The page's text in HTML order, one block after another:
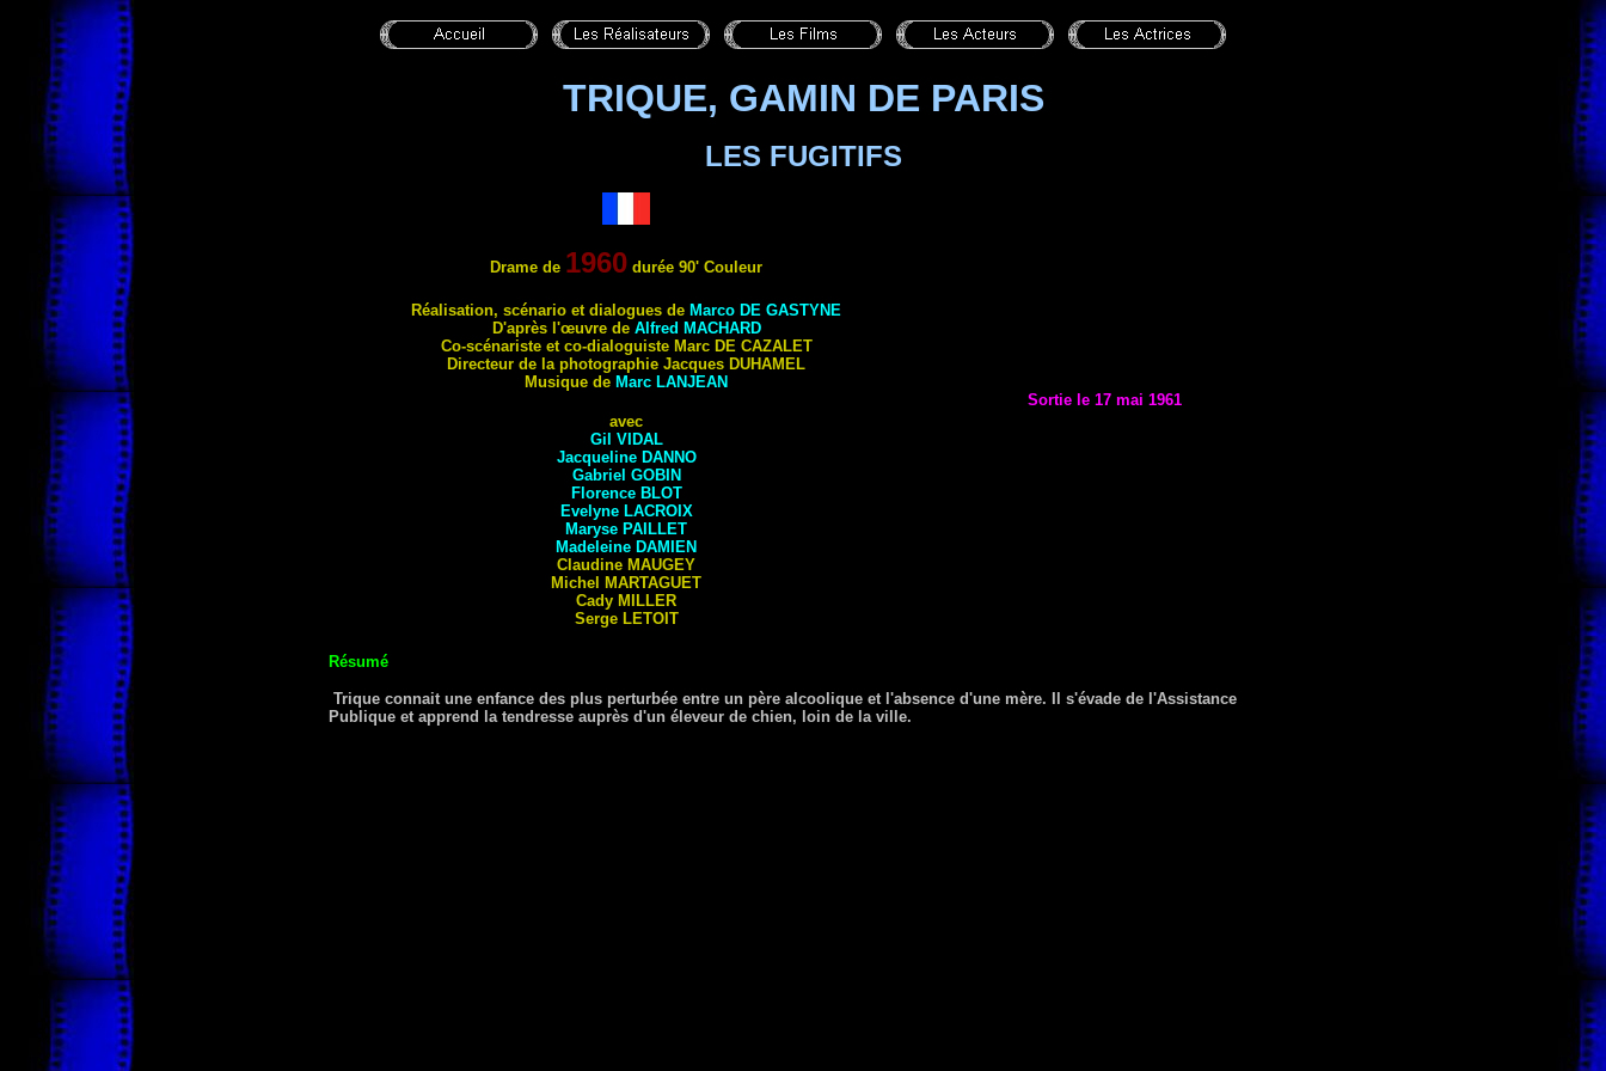
TRIQUE, GAMIN DE PARIS
LES FUGITIFS
Drame de 1960 durée 90' Couleur
Réalisation, scénario et dialogues de Marco DE GASTYNE
D'après l'œuvre de Alfred MACHARD
Co-scénariste et co-dialoguiste Marc DE CAZALET
Directeur de la photographie Jacques DUHAMEL
Musique de Marc LANJEAN
avec
Gil VIDAL
Jacqueline DANNO
Gabriel GOBIN
Florence BLOT
Evelyne LACROIX
Maryse PAILLET
Madeleine DAMIEN
Claudine MAUGEY
Michel
MARTAGUET
Cady MILLER
Serge LETOIT
Sortie le 17 mai 1961
Résumé
Trique connait une enfance des plus perturbée entre un père alcoolique et l'absence d'une mère. Il s'évade de l'Assistance
Publique et apprend la tendresse auprès d'un éleveur de chien, loin de la ville.